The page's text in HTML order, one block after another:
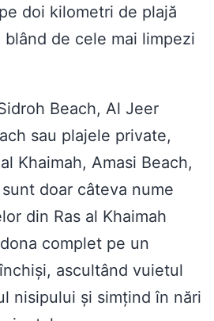
doi kilometri de plajă
blând de cele mai limpezi
Beach, Al Jeer
sau plajele private,
Khaimah, Amasi Beach,
doar câteva nume
din Ras al Khaimah
complet pe un
ascultând vuietul
nisipului și simțind în nări